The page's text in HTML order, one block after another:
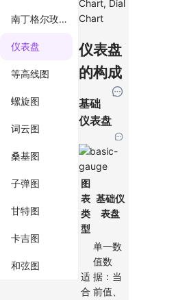
南丁格尔玫瑰图
仪表盘
等高线图
螺旋图
词云图
桑基图
子弹图
甘特图
卡吉图
和弦图
Chart, Dial
Chart
仪表盘
的构成
基础
仪表盘
图
表
类
型
基础仪
表盘
适
合
单一数
值数
据：当
前值、